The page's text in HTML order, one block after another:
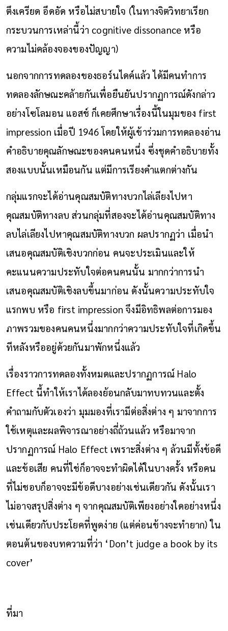
ตึงเครียด อึดอัด หรือไม่สบายใจ (ในทางจิตวิทยาเรียก
กระบวนการเหล่านี้ว่า cognitive dissonance หรือ
ความไม่คล้องจองของปัญญา)
นอกจากการทดลองของธอร์นไดค์แล้ว ได้มีคนทำการ
ทดลองลักษณะคล้ายกันเพื่อยืนยันปรากฏการณ์ดังกล่าว
อย่างโซโลมอน แอสช์ ก็เคยศึกษาเรื่องนี้ในมุมของ first
impression เมื่อปี 1946 โดยให้ผู้เข้าร่วมการทดลองอ่าน
คำอธิบายคุณลักษณะของคนคนหนึ่ง ซึ่งชุดคำอธิบายทั้ง
สองแบบนั้นเหมือนกัน แต่มีการเรียงคำแตกต่างกัน
กลุ่มแรกจะได้อ่านคุณสมบัติทางบวกไล่เลียงไปหา
คุณสมบัติทางลบ ส่วนกลุ่มที่สองจะได้อ่านคุณสมบัติทาง
ลบไล่เลียงไปหาคุณสมบัติทางบวก ผลปรากฏว่า เมื่อนำ
เสนอคุณสมบัติเชิงบวกก่อน คนจะประเมินและให้
คะแนนความประทับใจต่อคนคนนั้น มากกว่าการนำ
เสนอคุณสมบัติเชิงลบขึ้นมาก่อน ดังนั้นความประทับใจ
แรกพบ หรือ first impression จึงมีอิทธิพลต่อการมอง
ภาพรวมของคนคนหนึ่งมากกว่าความประทับใจที่เกิดขึ้น
ทีหลังหรืออยู่ด้วยกันมาพักหนึ่งแล้ว
เรื่องราวการทดลองทั้งหมดและปรากฏการณ์ Halo
Effect นี้ทำให้เราได้ลองย้อนกลับมาทบทวนและตั้ง
คำถามกับตัวเองว่า มุมมองที่เรามีต่อสิ่งต่าง ๆ มาจากการ
ใช้เหตุและผลพิจารณาอย่างถี่ถ้วนแล้ว หรือมาจาก
ปรากฏการณ์ Halo Effect เพราะสิ่งต่าง ๆ ล้วนมีทั้งข้อดี
และข้อเสีย คนที่ใช่ก็อาจจะทำผิดได้ในบางครั้ง หรือคน
ที่ไม่ชอบก็อาจจะมีข้อดีบางอย่างเช่นเดียวกัน ดังนั้นเรา
ไม่อาจสรุปสิ่งต่าง ๆ จากคุณสมบัติเพียงอย่างใดอย่างหนึ่ง
เช่นเดียวกับประโยคที่พูดง่าย (แต่ค่อนข้างจะทำยาก) ใน
ตอนต้นของบทความที่ว่า ‘Don’t judge a book by its
cover’
ที่มา